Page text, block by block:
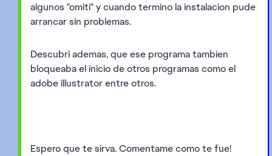
algunos "omiti" y cuando termino la instalacion pude
arrancar sin problemas.
Descubri ademas, que ese programa tambien
bloqueaba el inicio de otros programas como el
adobe illustrator entre otros.
Espero que te sirva. Comentame como te fue!